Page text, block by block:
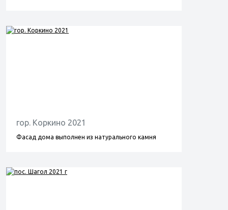
гор. Коркино 2021
Фасад дома выполнен из натурального камня